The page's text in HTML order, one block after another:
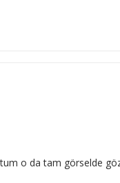
o da tam görselde